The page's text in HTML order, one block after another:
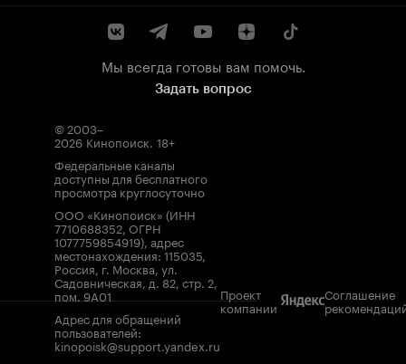
Мы всегда готовы вам помочь.
Задать вопрос
© 2003–
2026 Кинопоиск. 18+
Федеральные каналы
доступны для бесплатного
просмотра круглосуточно
ООО «Кинопоиск» (ИНН
7710688352, ОГРН
1077759854919), адрес
местонахождения: 115035,
Россия, г. Москва, ул.
Садовническая, д. 82, стр. 2,
пом. 9А01
Адрес для обращений
пользователей:
kinopoisk@support.yandex.ru
Проект
компании
Соглашение